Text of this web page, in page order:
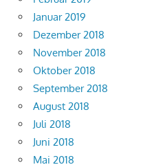
Januar 2019
Dezember 2018
November 2018
Oktober 2018
September 2018
August 2018
Juli 2018
Juni 2018
Mai 2018